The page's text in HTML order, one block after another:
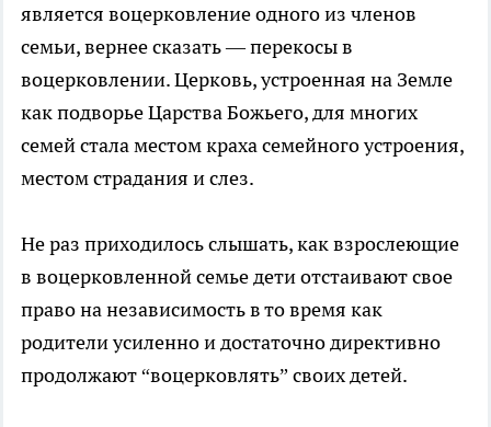
является воцерковление одного из членов
семьи, вернее сказать — перекосы в
воцерковлении. Церковь, устроенная на Земле
как подворье Царства Божьего, для многих
семей стала местом краха семейного устроения,
местом страдания и слез.
Не раз приходилось слышать, как взрослеющие
в воцерковленной семье дети отстаивают свое
право на независимость в то время как
родители усиленно и достаточно директивно
продолжают “воцерковлять” своих детей.